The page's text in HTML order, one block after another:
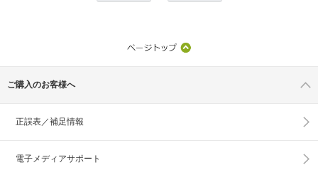
ご購入のお客様へ
正誤表／補足情報
電子メディアサポート